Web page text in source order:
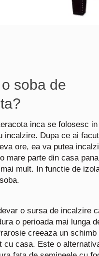
soba de
inca se folosesc
incalzire. Dupa ce ai
ore, ea va putea incalzi
mare parte din casa
mult. In functie de
o sursa de incalzire
o perioada mai lunga
creeaza un schimb
cu casa. Este o